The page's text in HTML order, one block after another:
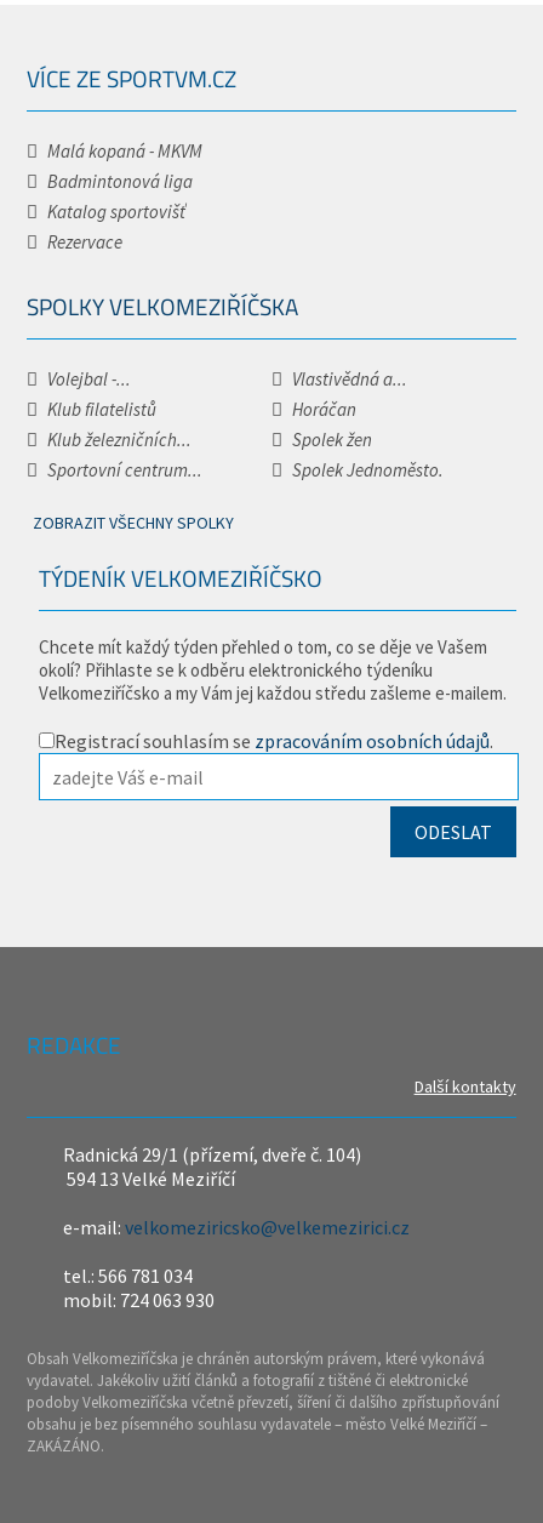
VÍCE ZE SPORTVM.CZ
Malá kopaná - MKVM
Badmintonová liga
Katalog sportovišť
Rezervace
SPOLKY VELKOMEZIŘÍČSKA
Volejbal -...
Vlastivědná a...
Klub filatelistů
Horáčan
Klub železničních...
Spolek žen
Sportovní centrum...
Spolek Jednoměsto.
ZOBRAZIT VŠECHNY SPOLKY
TÝDENÍK VELKOMEZIŘÍČSKO
Chcete mít každý týden přehled o tom, co se děje ve Vašem
okolí? Přihlaste se k odběru elektronického týdeníku
Velkomeziříčsko a my Vám jej každou středu zašleme e-mailem.
Registrací souhlasím se zpracováním osobních údajů.
REDAKCE
Další kontakty
Radnická 29/1 (přízemí, dveře č. 104)
594 13 Velké Meziříčí
e-mail:velkomeziricsko@velkemezirici.cz
tel.: 566 781 034
mobil: 724 063 930
Obsah Velkomeziříčska je chráněn autorským právem, které vykonává
vydavatel. Jakékoliv užití článků a fotografií z tištěné či elektronické
podoby Velkomeziříčska včetně převzetí, šíření či dalšího zpřístupňování
obsahu je bez písemného souhlasu vydavatele – město Velké Meziříčí –
ZAKÁZÁNO.